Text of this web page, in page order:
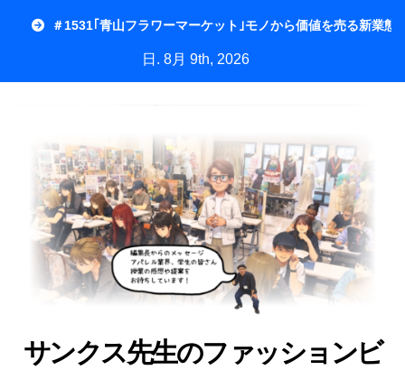
＃1531｢青山フラワーマーケット｣モノから価値を売る新業態
日. 8月 9th, 2026
サンクス先生のファッションビ